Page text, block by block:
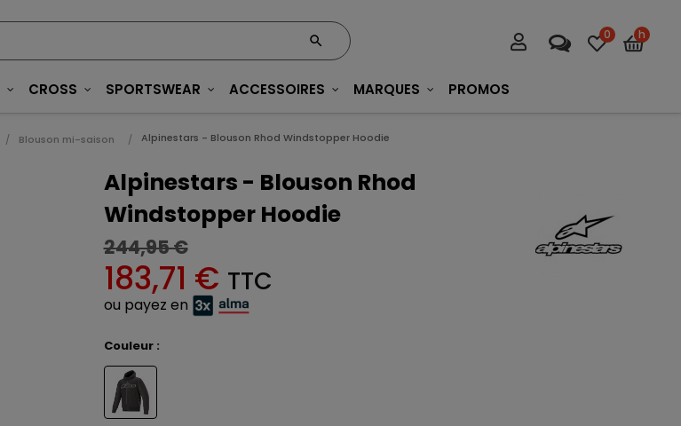
0 h
CROSS SPORTSWEAR ACCESSOIRES MARQUES PROMOS
Blouson mi-saison Alpinestars - Blouson Rhod Windstopper Hoodie
Alpinestars - Blouson Rhod
Windstopper Hoodie
244,95 €
183,71 € TTC
ou payez en
Couleur :